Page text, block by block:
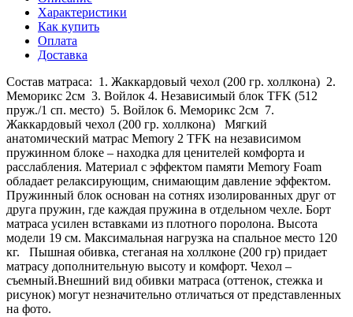
Характеристики
Как купить
Оплата
Доставка
Состав матраса: 1. Жаккардовый чехол (200 гр. холлкона) 2.
Меморикс 2см 3. Войлок 4. Независимый блок TFK (512
пруж./1 сп. место) 5. Войлок 6. Меморикс 2см 7.
Жаккардовый чехол (200 гр. холлкона) Мягкий
анатомический матрас Memory 2 TFK на независимом
пружинном блоке – находка для ценителей комфорта и
расслабления. Материал с эффектом памяти Memory Foam
обладает релаксирующим, снимающим давление эффектом.
Пружинный блок основан на сотнях изолированных друг от
друга пружин, где каждая пружина в отдельном чехле. Борт
матраса усилен вставками из плотного поролона. Высота
модели 19 см. Максимальная нагрузка на спальное место 120
кг. Пышная обивка, стеганая на холлконе (200 гр) придает
матрасу дополнительную высоту и комфорт. Чехол –
съемный.Внешний вид обивки матраса (оттенок, стежка и
рисунок) могут незначительно отличаться от представленных
на фото.